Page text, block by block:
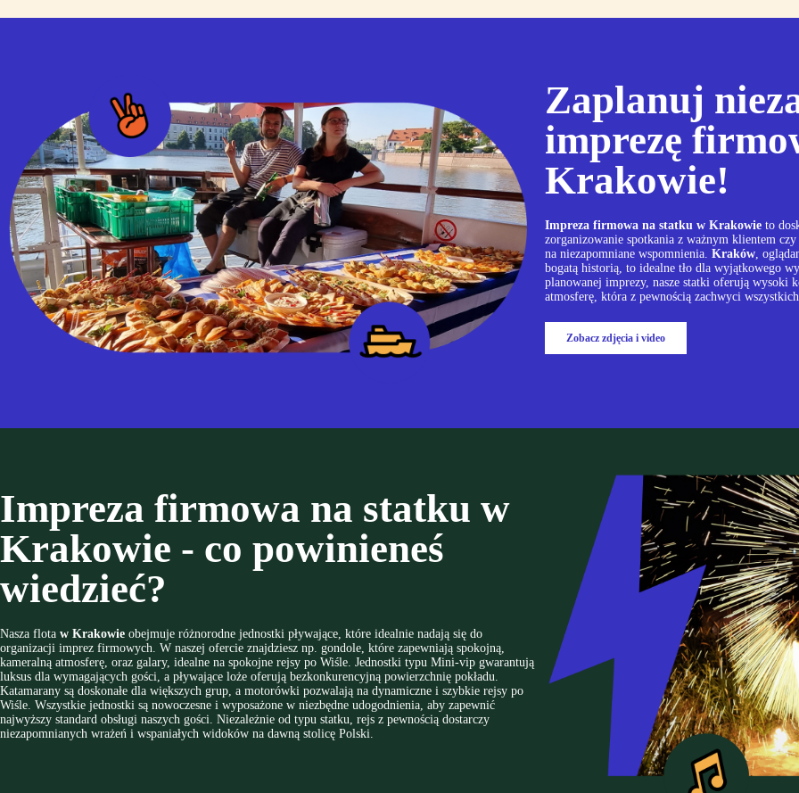
Zaplanuj
imprezę
Krakowie!
Impreza firmowa na statku w Krakowie to
zorganizowanie spotkania z ważnym klientem
na niezapomniane wspomnienia.Kraków,
bogatą historią, to idealne tło dla wyjątkowego
planowanej imprezy, nasze statki oferują wysoki
atmosferę, która z pewnością zachwyci
Zobacz zdjęcia i video
Impreza firmowa na statku w
Krakowie - co powinieneś
wiedzieć?
Nasza flota w Krakowie obejmuje różnorodne jednostki pływające, które idealnie nadają się do
organizacji imprez firmowych. W naszej ofercie znajdziesz np. gondole, które zapewniają spokojną,
kameralną atmosferę, oraz galary, idealne na spokojne rejsy po Wiśle. Jednostki typu Mini-vip gwarantują
luksus dla wymagających gości, a pływające loże oferują bezkonkurencyjną powierzchnię pokładu.
Katamarany są doskonałe dla większych grup, a motorówki pozwalają na dynamiczne i szybkie rejsy po
Wiśle. Wszystkie jednostki są nowoczesne i wyposażone w niezbędne udogodnienia, aby zapewnić
najwyższy standard obsługi naszych gości. Niezależnie od typu statku, rejs z pewnością dostarczy
niezapomnianych wrażeń i wspaniałych widoków na dawną stolicę Polski.